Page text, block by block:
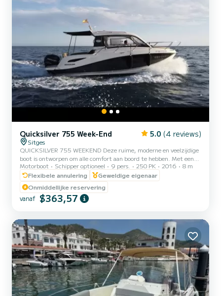
Quicksilver 755 Week-End 5.0 (4 reviews)
Sitges
QUICKSILVER 755 WEEKEND Deze ruime, moderne en veelzijdige
boot is ontworpen om alle comfort aan boord te hebben. Met een
capaciteit voor 8 personen heeft u alles wat u nodig heeft om
spannende momenten met familie of vrienden door te brengen.
Geniet van een 360 graden uitzicht vanuit de lichte hut, of u nu
langs de kust van Garraf vaart of vanaf onze bevoorrechte ligplaats
in de haven van Aiguadolç en geniet van de prachtige
Motorboot Schipper optioneel 9 pers. 250 PK 2016
8 m
Flexibele annulering
Geweldige eigenaar
Onmiddellijke reservering
vanaf $363,57